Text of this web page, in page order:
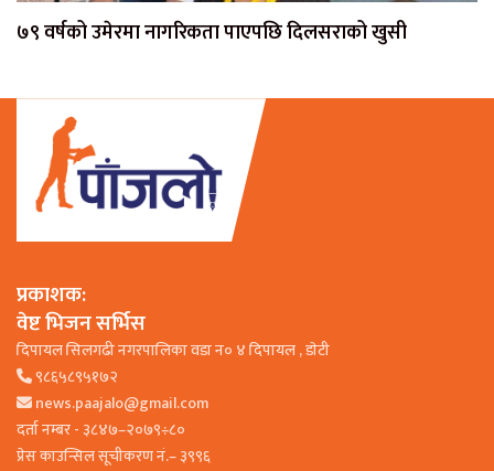
७९ वर्षको उमेरमा नागरिकता पाएपछि दिलसराको खुसी
प्रकाशक:
वेष्ट भिजन सर्भिस
दिपायल सिलगढी नगरपालिका वडा न० ४ दिपायल , डाेटी
९८६५८९५१७२
news.paajalo@gmail.com
दर्ता नम्बर - ३८४७–२०७९÷८०
प्रेस काउन्सिल सूचीकरण नं.– ३९९६